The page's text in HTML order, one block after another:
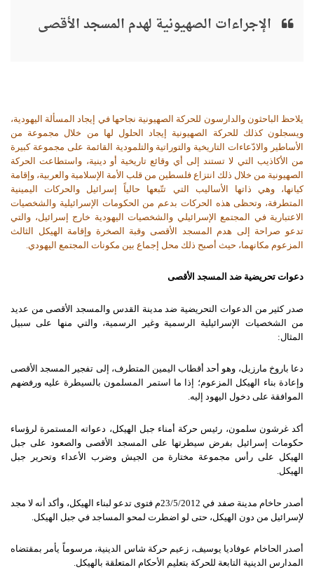
الإجراءات الصهيونية لهدم المسجد الأقصى
يلاحظ الباحثون والدارسون للحركة الصهيونية نجاحها في إيجاد المسألة اليهودية،
ويسجلون كذلك للحركة الصهيونية إيجاد الحلول لها من خلال مجموعة من
الأساطير والادّعاءات التاريخية والتوراتية والتلمودية القائمة على مجموعة كبيرة
من الأكاذيب التي لا تستند إلى أي وقائع تاريخية أو دينية، واستطاعت الحركة
الصهيونية من خلال ذلك انتزاع فلسطين من قلب الأمة الإسلامية والعربية، وإقامة
كيانها، وهي ذاتها الأساليب التي تتّبعها حالياً إسرائيل والحركات اليمينية
المتطرفة، وتحظى هذه الحركات بدعم من الحكومات الإسرائيلية والشخصيات
الاعتبارية في المجتمع الإسرائيلي والشخصيات اليهودية خارج إسرائيل، والتي
تدعو صراحة إلى هدم المسجد الأقصى وقبة الصخرة وإقامة الهيكل الثالث
المزعوم مكانهما، حيث أصبح ذلك محل إجماع بين مكونات المجتمع اليهودي.
دعوات تحريضية ضد المسجد الأقصى
صدر كثير من الدعوات التحريضية ضد مدينة القدس والمسجد الأقصى من عديد
من الشخصيات الإسرائيلية الرسمية وغير الرسمية، والتي منها على سبيل
المثال:
دعا باروخ مارزيل، وهو أحد أقطاب اليمين المتطرف، إلى تفجير المسجد الأقصى
وإعادة بناء الهيكل المزعوم؛ إذا ما استمر المسلمون بالسيطرة عليه ورفضهم
الموافقة على دخول اليهود إليه.
أكد غرشون سلمون، رئيس حركة أمناء جبل الهيكل، دعواته المستمرة لرؤساء
حكومات إسرائيل بفرض سيطرتها على المسجد الأقصى والصعود على جبل
الهيكل على رأس مجموعة مختارة من الجيش وضرب الأعداء وتحرير جبل
الهيكل.
أصدر حاخام مدينة صفد في 23/5/2012م فتوى تدعو لبناء الهيكل، وأكد أنه لا مجد
لإسرائيل من دون الهيكل، حتى لو اضطرت لمحو المساجد في جبل الهيكل.
أصدر الحاخام عوفاديا يوسيف، زعيم حركة شاس الدينية، مرسوماً يأمر بمقتضاه
المدارس الدينية التابعة للحركة بتعليم الأحكام المتعلقة بالهيكل.